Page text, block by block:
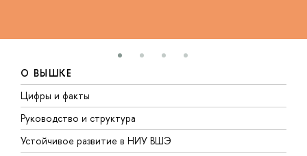
О ВЫШКЕ
Цифры и факты
Руководство и структура
Устойчивое развитие в НИУ ВШЭ